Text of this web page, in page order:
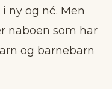
ny og né. Men
naboen som har
og barnebarn